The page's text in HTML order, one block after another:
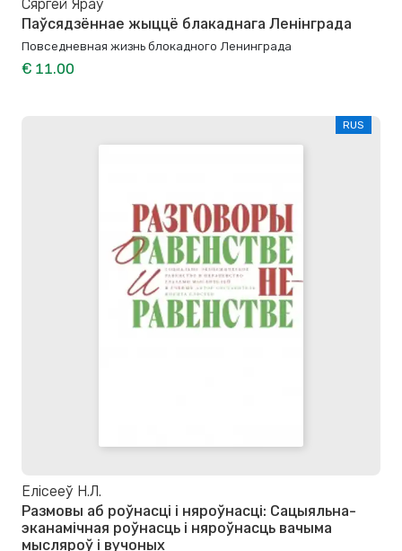
Сяргей Яраў
Паўсядзённае жыццё блакаднага Ленінграда
Повседневная жизнь блокадного Ленинграда
€ 11.00
RUS
Елісееў Н.Л.
Размовы аб роўнасці і няроўнасці: Сацыяльна-
эканамічная роўнасць і няроўнасць вачыма
мысляроў і вучоных